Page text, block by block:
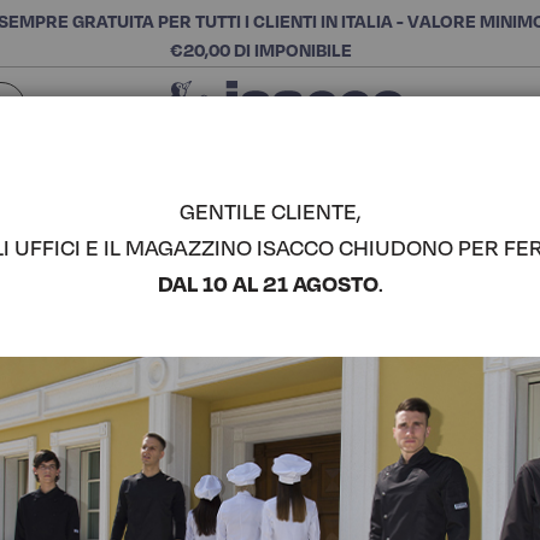
GRATUITA PER TUTTI I CLIENTI IN ITALIA - VALORE
€20,00 DI IMPONIBILE
CASACCA
Colore: Nero
COMPLETA IL LOOK
GENTILE CLIENTE,
UFFICI E IL MAGAZZINO ISACCO CHIUDONO PER
DAL 10 AL 21 AGOSTO.